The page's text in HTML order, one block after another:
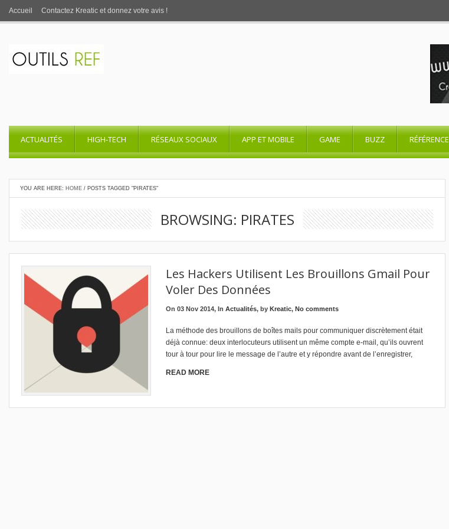
Accueil Contactez Kreatic et donnez votre avis !
ACTUALITÉS HIGH-TECH RÉSEAUX SOCIAUX APP ET MOBILE GAME BUZZ
YOU ARE HERE: HOME / POSTS TAGGED "PIRATES"
BROWSING: PIRATES
Les Hackers Utilisent Les Brouillons Gmail Pour
Voler Des Données
On 03 Nov 2014, In Actualités, by Kreatic, No comments
La méthode des brouillons de boîtes mails pour communiquer discrètement était
déjà connue: deux interlocuteurs utilisent un même compte e-mail, qu’ils ouvrent
tour à tour pour lire le message de l’autre et y répondre avant de l’enregistrer,
READ MORE